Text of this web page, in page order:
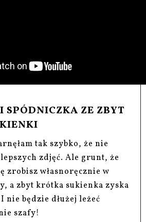
SPÓDNICZKA ZE ZBYT
tak szybko, że nie
zdjęć. Ale grunt, że
zrobisz własnoręcznie w
a zbyt krótka sukienka zyska
nie będzie dłużej leżeć
szafy!